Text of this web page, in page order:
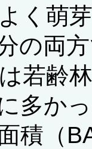
く萌
の両
若齢
多か
積（